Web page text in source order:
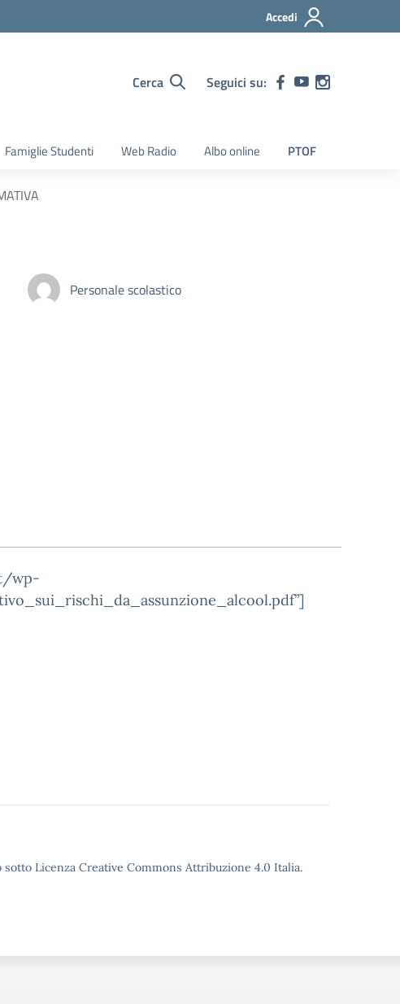
Accedi
Cerca Seguici su:
Famiglie Studenti Web Radio Albo online PTOF
Personale scolastico
wp-
Licenza Creative Commons Attribuzione 4.0 Italia.